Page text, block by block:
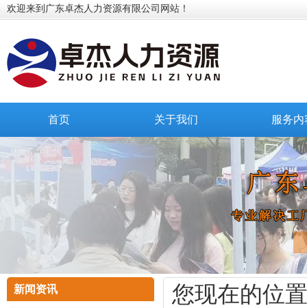
欢迎来到广东卓杰人力资源有限公司网站！
首页 关于我们 服务内
新闻资讯
您现在的位